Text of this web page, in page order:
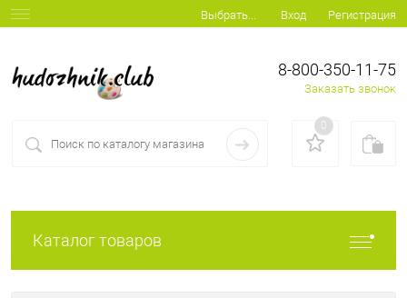
Выбрать... Вход Регистрация
8-800-350-11-75
Заказать звонок
0
Каталог товаров